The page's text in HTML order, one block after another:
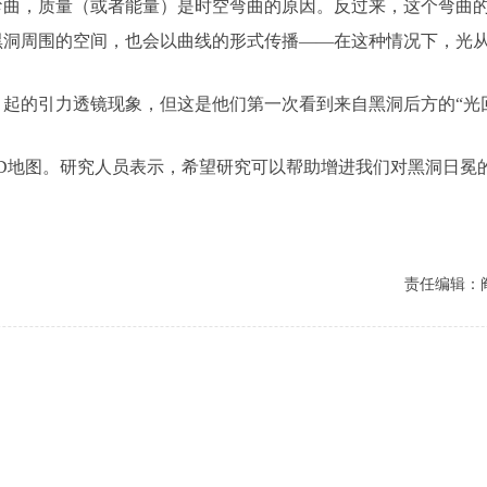
质量（或者能量）是时空弯曲的原因。反过来，这个弯曲
周围的空间，也会以曲线的形式传播——在这种情况下，光
引力透镜现象，但这是他们第一次看到来自黑洞后方的“光
。研究人员表示，希望研究可以帮助增进我们对黑洞日冕
责任编辑：